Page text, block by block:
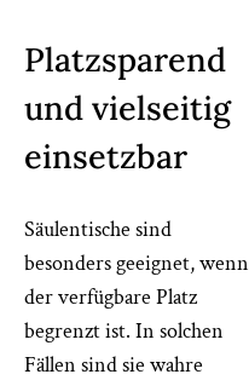
Platzsparend
und vielseitig
einsetzbar
Säulentische sind
besonders geeignet, wenn
der verfügbare Platz
begrenzt ist. In solchen
Fällen sind sie wahre